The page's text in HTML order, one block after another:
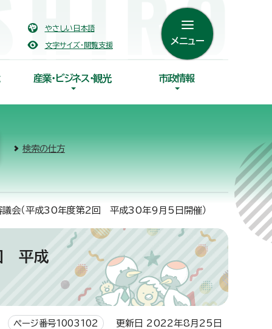
やさしい日本語
文字サイズ・閲覧支援 メニュー
産業・ビジネス・観光 市政情報
検索の仕方
会（平成30年度第2回 平成30年9月5日開催）
平成
ページ番号1003102 更新日 2022年8月25日